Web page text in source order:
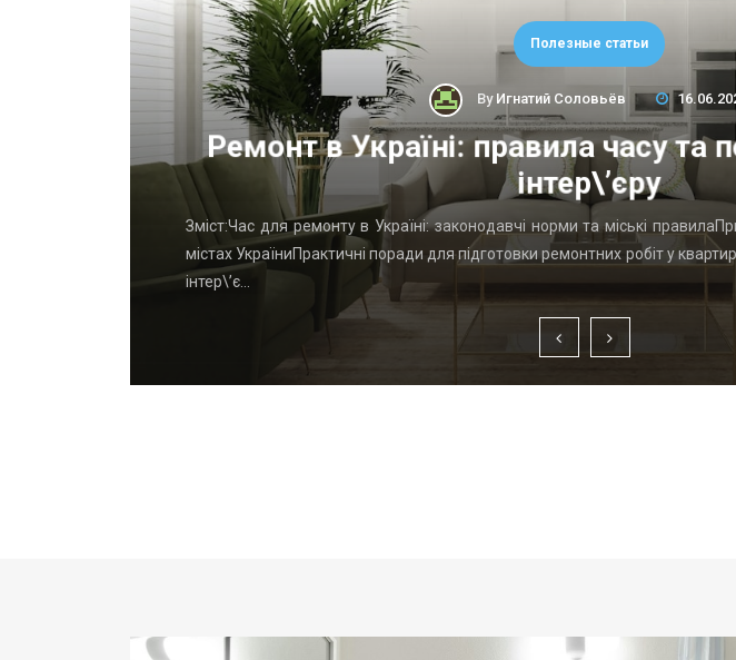
Полезные статьи
By Игнатий Соловьёв
Ремонт в Україні: правила часу та
інтер\’єру
Зміст:Час для ремонту в Україні: законодавчі норми та міські
містах УкраїниПрактичні поради для підготовки ремонтних робіт у
інтер\’є…